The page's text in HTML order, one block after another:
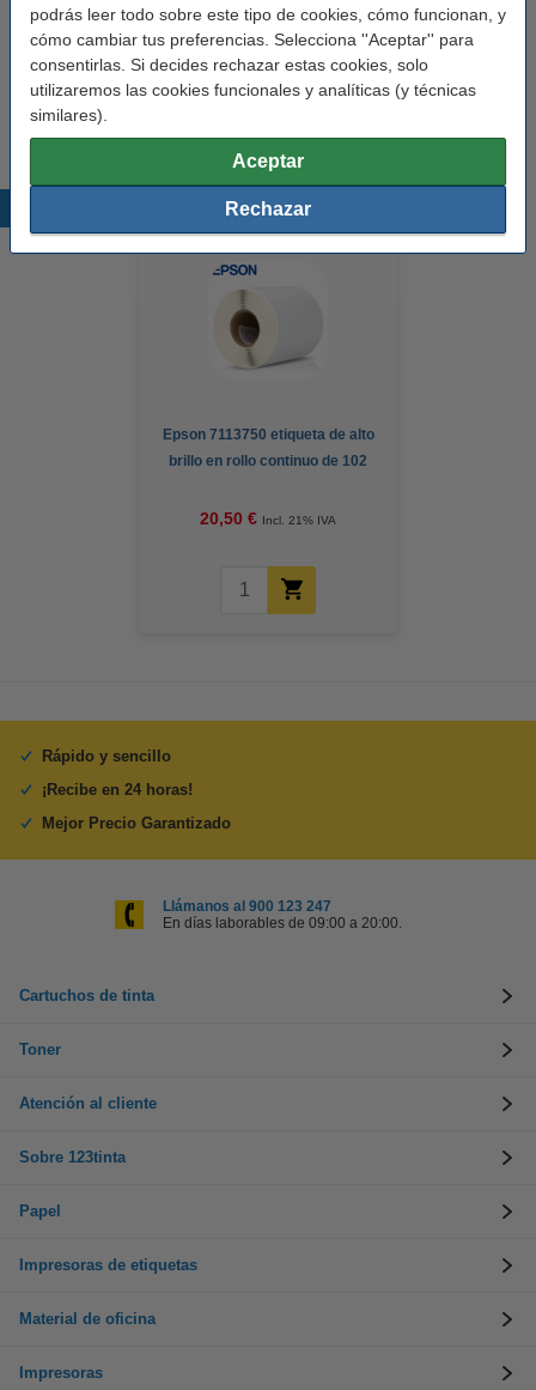
podrás leer todo sobre este tipo de cookies, cómo funcionan, y
cómo cambiar tus preferencias. Selecciona ''Aceptar'' para
consentirlas. Si decides rechazar estas cookies, solo
utilizaremos las cookies funcionales y analíticas (y técnicas
similares).
Aceptar
Rechazar
Acabado: mate
Color: blanco
Material: papel
Productos destacados
Epson 7113750 etiqueta de alto
brillo en rollo continuo de 102
20,50 € Incl. 21% IVA
Rápido y sencillo
¡Recibe en 24 horas!
Mejor Precio Garantizado
Llámanos al 900 123 247
En días laborables de 09:00 a 20:00.
Cartuchos de tinta
Toner
Atención al cliente
Sobre 123tinta
Papel
Impresoras de etiquetas
Material de oficina
Impresoras